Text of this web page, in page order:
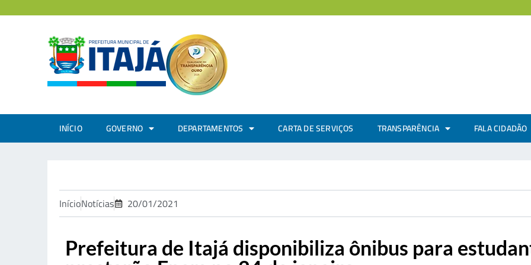
INÍCIO GOVERNO DEPARTAMENTOS CARTA DE SERVIÇOS TRANSPARÊNCIA FALA CIDADÃO
InícioNotícias 20/01/2021
Prefeitura de Itajá disponibiliza ônibus para